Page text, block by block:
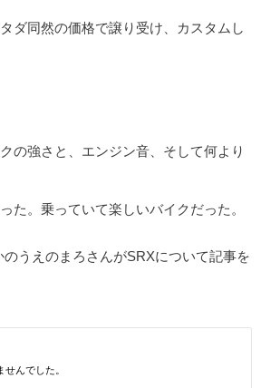
ダ同然の価格で譲り受け、カスタムし
の強さと、エンジン音、そして何より
た。乗っていて楽しいバイクだった。
うえのまろさんがSRXについて記事を